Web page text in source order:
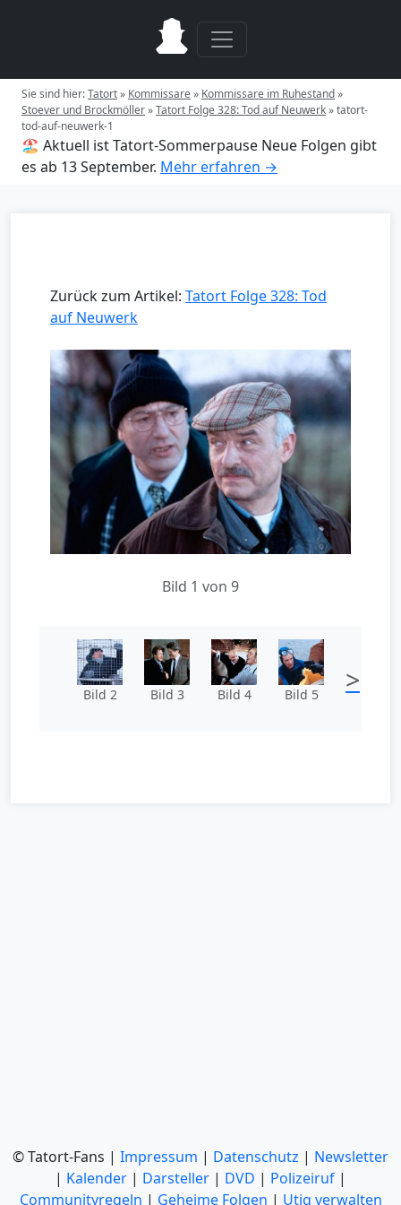
Sie sind hier:Tatort» Kommissare» Kommissare im Ruhestand»
Stoever und Brockmöller»Tatort Folge 328: Tod auf Neuwerk»tatort-
tod-auf-neuwerk-1
🏖️ Aktuell ist Tatort-Sommerpause Neue Folgen gibt
es ab 13 September. Mehr erfahren →
Zurück zum Artikel: Tatort Folge 328: Tod
auf Neuwerk
Bild 1 von 9
Bild 2 Bild 3 Bild 4 Bild 5 >
© Tatort-Fans | Impressum | Datenschutz | Newsletter
| Kalender | Darsteller | DVD | Polizeiruf |
Communityregeln | Geheime Folgen | Utiq verwalten